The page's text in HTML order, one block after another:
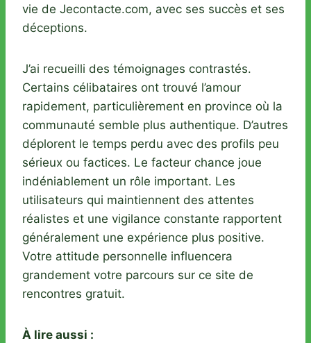
vie de Jecontacte.com, avec ses succès et ses
déceptions.
J’ai recueilli des témoignages contrastés.
Certains célibataires ont trouvé l’amour
rapidement, particulièrement en province où la
communauté semble plus authentique. D’autres
déplorent le temps perdu avec des profils peu
sérieux ou factices. Le facteur chance joue
indéniablement un rôle important. Les
utilisateurs qui maintiennent des attentes
réalistes et une vigilance constante rapportent
généralement une expérience plus positive.
Votre attitude personnelle influencera
grandement votre parcours sur ce site de
rencontres gratuit.
À lire aussi :